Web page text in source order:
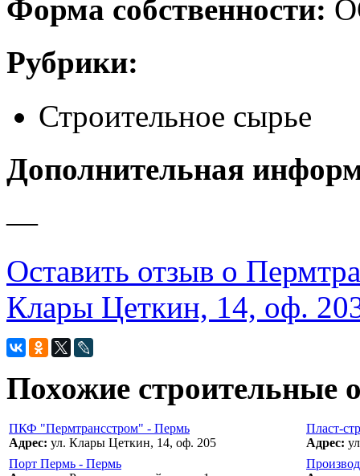
Форма собственности:
Рубрики:
Строительное сырье
Дополнительная
—
Оставить отзыв о
Клары Цеткин, 14, оф.
Похожие строительные
ПКФ "Пермтрансстром" - Пермь
Адрес: ул. Клары Цеткин, 14, оф. 205
Пласт-
Адрес:
Порт Пермь - Пермь